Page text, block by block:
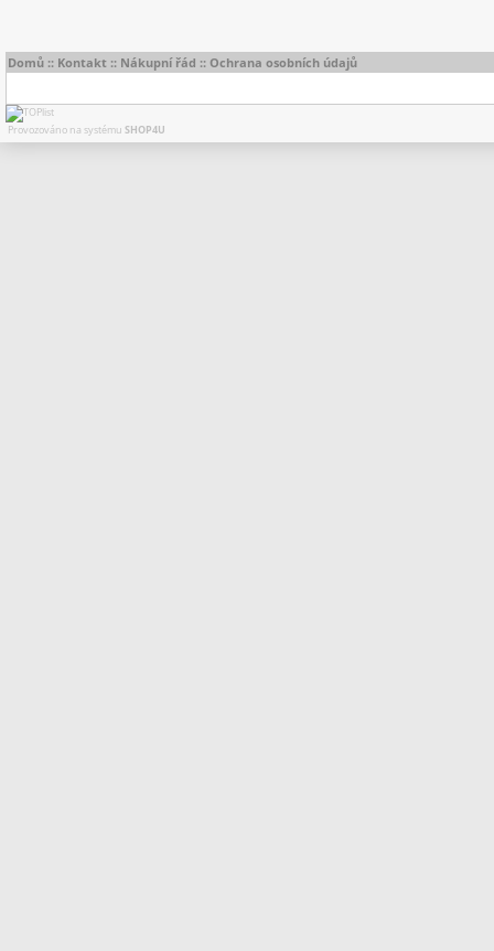
Domů :: Kontakt :: Nákupní řád :: Ochrana osobních údajů
Provozováno na systému SHOP4U